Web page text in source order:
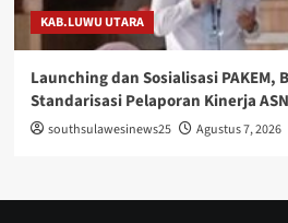
KAB.LUWU UTARA
Launching dan Sosialisasi PAKEM,
Standarisasi Pelaporan Kinerja ASN
southsulawesinews25 Agustus 7, 2026